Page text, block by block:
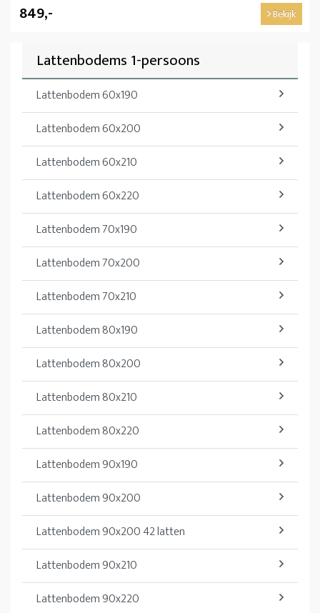
849,- Bekijk
Lattenbodems 1-persoons
Lattenbodem 60x190
Lattenbodem 60x200
Lattenbodem 60x210
Lattenbodem 60x220
Lattenbodem 70x190
Lattenbodem 70x200
Lattenbodem 70x210
Lattenbodem 80x190
Lattenbodem 80x200
Lattenbodem 80x210
Lattenbodem 80x220
Lattenbodem 90x190
Lattenbodem 90x200
Lattenbodem 90x200 42 latten
Lattenbodem 90x210
Lattenbodem 90x220